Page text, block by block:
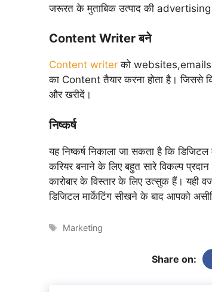
जरूरत के मुताबिक उत्पाद की advertising
Content Writer बने
Content writer को
का Content तैयार करना होता है। जिससे
और खरीदें।
निष्कर्ष
यह निष्कर्ष निकाला जा सकता है कि
करियर बनाने के लिए बहुत सारे विकल्प
कारोबार के विस्तार के लिए उत्सुक हैं। यही
डिजिटल मार्केटिंग सीखने के बाद आपको
Tags
Marketing
Share on: